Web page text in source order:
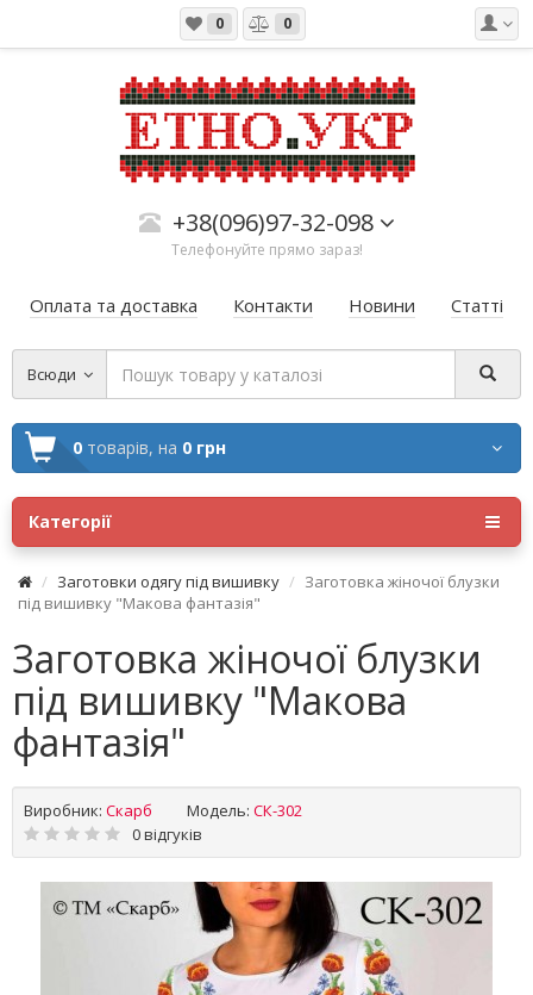
0 0
+38(096)97-32-098
Телефонуйте прямо зараз!
Оплата та доставка Контакти Новини Статті
Всюди
0 товарів, на 0 грн
Категорії
Заготовки одягу під вишивку
Заготовка жіночої блузки
під вишивку "Макова фантазія"
Заготовка жіночої блузки
під вишивку "Макова
фантазія"
Виробник: Скарб Модель: СК-302
0 відгуків